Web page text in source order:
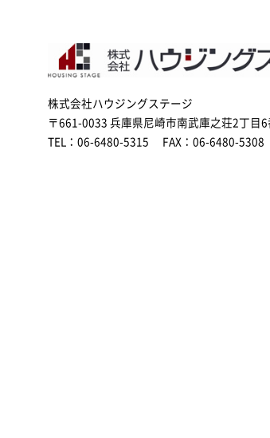
株式会社ハウジングステージ
〒661-0033 兵庫県尼崎市南武庫之荘2丁目
TEL：06-6480-5315 FAX：06-6480-5308